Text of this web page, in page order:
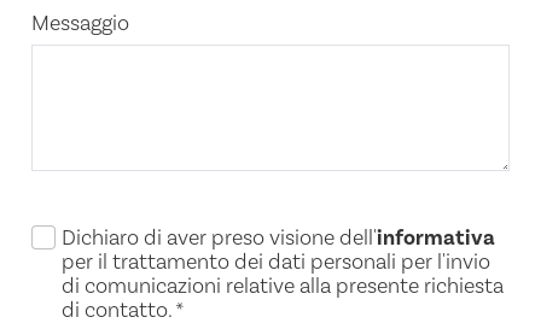
Messaggio
Dichiaro di aver preso visione dell'informativa
per il trattamento dei dati personali per l'invio
di comunicazioni relative alla presente richiesta
di contatto.*